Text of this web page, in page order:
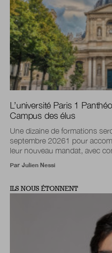
L’université Paris 1
Campus des élus
Une dizaine de formations
septembre 20261 pour
leur nouveau mandat, avec
Par Julien Nessi
ILS NOUS ÉTONNENT